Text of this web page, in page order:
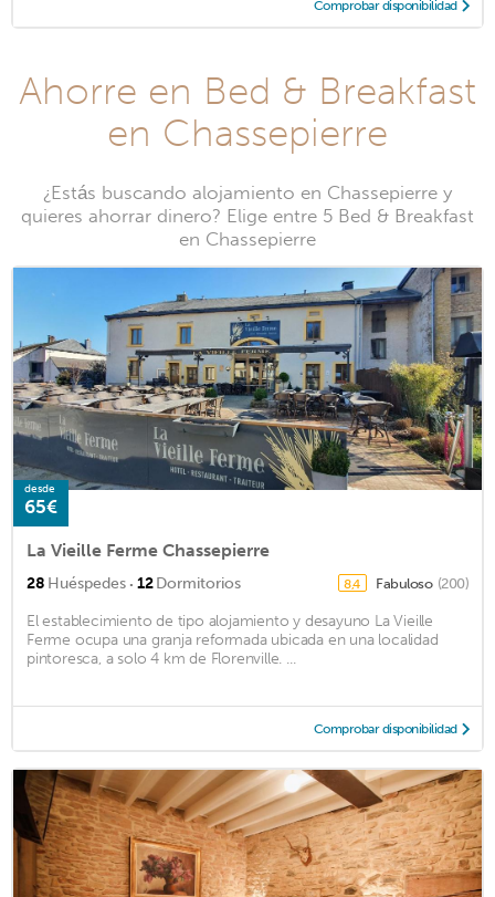
Comprobar disponibilidad
Ahorre en Bed & Breakfast
en Chassepierre
¿Estás buscando alojamiento en Chassepierre y
quieres ahorrar dinero? Elige entre 5 Bed & Breakfast
en Chassepierre
desde
65€
La Vieille Ferme Chassepierre
28 Huéspedes · 12Dormitorios 8,4 Fabuloso (200)
El establecimiento de tipo alojamiento y desayuno La Vieille
Ferme ocupa una granja reformada ubicada en una localidad
pintoresca, a solo 4 km de Florenville. ...
Comprobar disponibilidad